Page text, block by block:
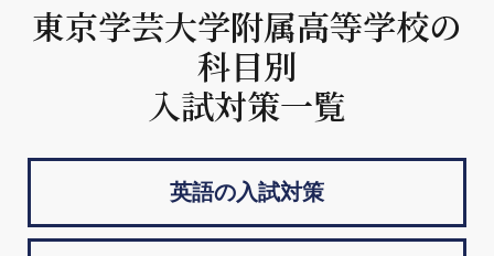
東京学芸大学附属高等学校の
科目別
入試対策一覧
英語の入試対策